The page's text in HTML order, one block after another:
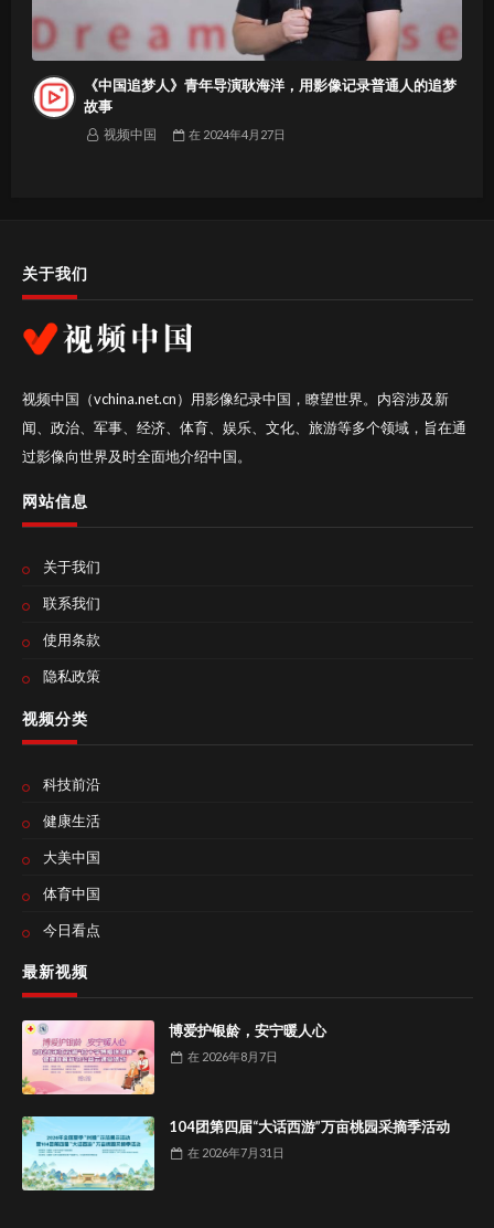
《中国追梦人》青年导演耿海洋，用影像记录普通人的追梦
故事
视频中国 在 2024年4月27日
关于我们
视频中国（vchina.net.cn）用影像纪录中国，瞭望世界。内容涉及新
闻、政治、军事、经济、体育、娱乐、文化、旅游等多个领域，旨在通
过影像向世界及时全面地介绍中国。
网站信息
关于我们
联系我们
使用条款
隐私政策
视频分类
科技前沿
健康生活
大美中国
体育中国
今日看点
最新视频
博爱护银龄，安宁暖人心
在 2026年8月7日
104团第四届“大话西游”万亩桃园采摘季活动
在 2026年7月31日